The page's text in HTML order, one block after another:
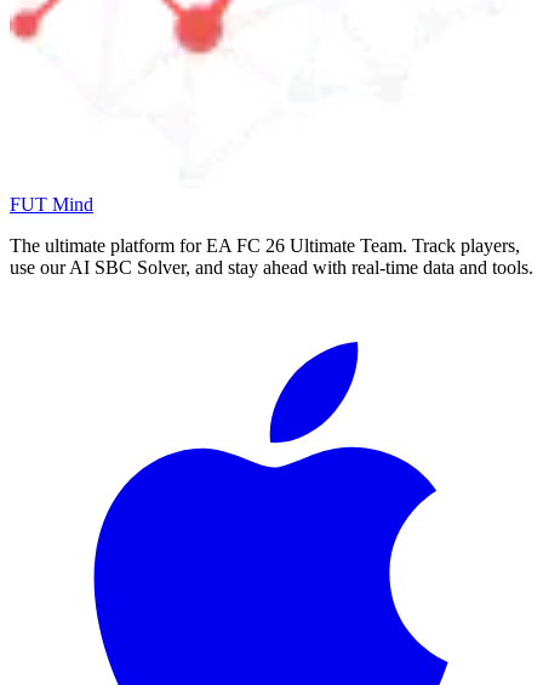
FUT Mind
The ultimate platform for EA FC 26 Ultimate Team. Track players,
use our AI SBC Solver, and stay ahead with real-time data and tools.